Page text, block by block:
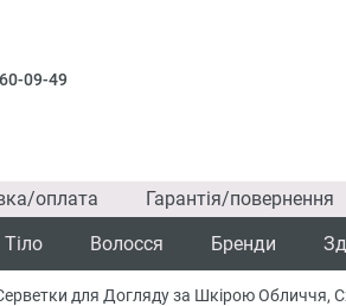
09-49
оплата Гарантія/повернення
Тіло Волосся Бренди
для Догляду за Шкірою Обличчя,